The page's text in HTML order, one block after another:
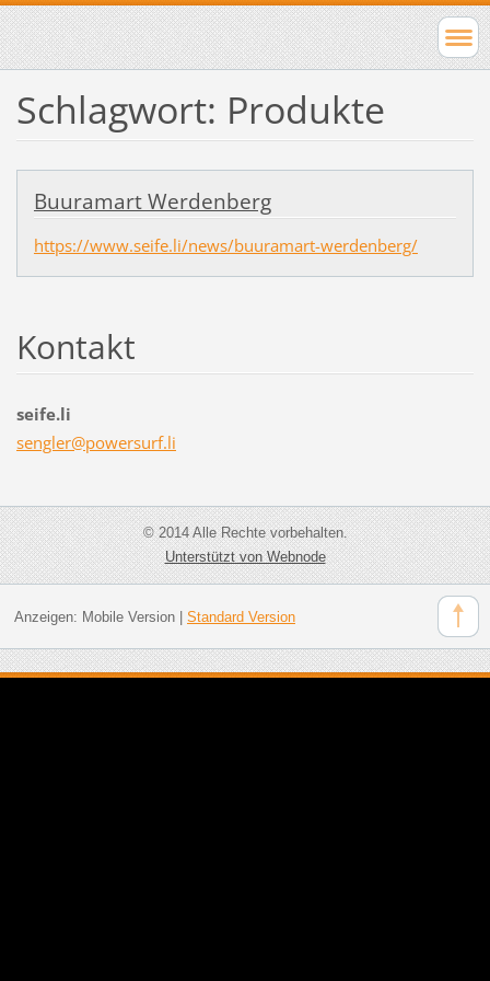
Schlagwort: Produkte
Buuramart Werdenberg
https://www.seife.li/news/buuramart-werdenberg/
Kontakt
seife.li
sengler@powersurf.li
© 2014 Alle Rechte vorbehalten.
Unterstützt von Webnode
Anzeigen: Mobile Version| Standard Version